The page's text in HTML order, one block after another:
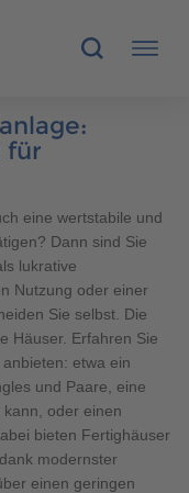
für
eine wertstabile und
Dann sind Sie
lukrative
Nutzung oder einer
Sie selbst. Die
Häuser. Erfahren Sie
etwa ein
und Paare, eine
oder einen
bieten Fertighäuser
modernster
einen geringen